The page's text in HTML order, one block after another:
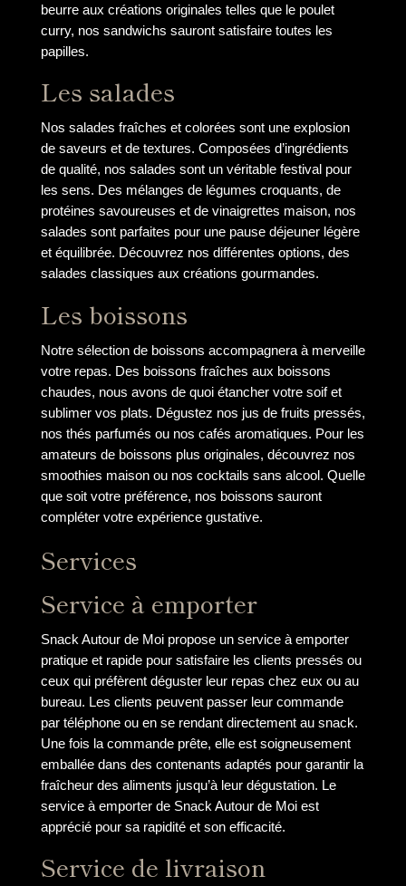
beurre aux créations originales telles que le poulet
curry, nos sandwichs sauront satisfaire toutes les
papilles.
Les salades
Nos salades fraîches et colorées sont une explosion
de saveurs et de textures. Composées d’ingrédients
de qualité, nos salades sont un véritable festival pour
les sens. Des mélanges de légumes croquants, de
protéines savoureuses et de vinaigrettes maison, nos
salades sont parfaites pour une pause déjeuner légère
et équilibrée. Découvrez nos différentes options, des
salades classiques aux créations gourmandes.
Les boissons
Notre sélection de boissons accompagnera à merveille
votre repas. Des boissons fraîches aux boissons
chaudes, nous avons de quoi étancher votre soif et
sublimer vos plats. Dégustez nos jus de fruits pressés,
nos thés parfumés ou nos cafés aromatiques. Pour les
amateurs de boissons plus originales, découvrez nos
smoothies maison ou nos cocktails sans alcool. Quelle
que soit votre préférence, nos boissons sauront
compléter votre expérience gustative.
Services
Service à emporter
Snack Autour de Moi propose un service à emporter
pratique et rapide pour satisfaire les clients pressés ou
ceux qui préfèrent déguster leur repas chez eux ou au
bureau. Les clients peuvent passer leur commande
par téléphone ou en se rendant directement au snack.
Une fois la commande prête, elle est soigneusement
emballée dans des contenants adaptés pour garantir la
fraîcheur des aliments jusqu’à leur dégustation. Le
service à emporter de Snack Autour de Moi est
apprécié pour sa rapidité et son efficacité.
Service de livraison